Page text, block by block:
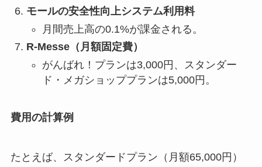
モールの安全性向上システム利用料
月間売上高の0.1%が課金される。
R-Messe（月額固定費）
がんばれ！プランは3,000円、スタンダー
ド・メガショッププランは5,000円。
費用の計算例
たとえば、スタンダードプラン（月額65,000円）